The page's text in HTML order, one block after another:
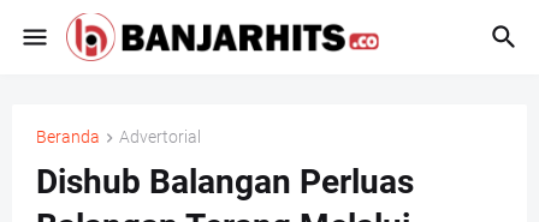
Beranda Advertorial
Dishub Balangan Perluas